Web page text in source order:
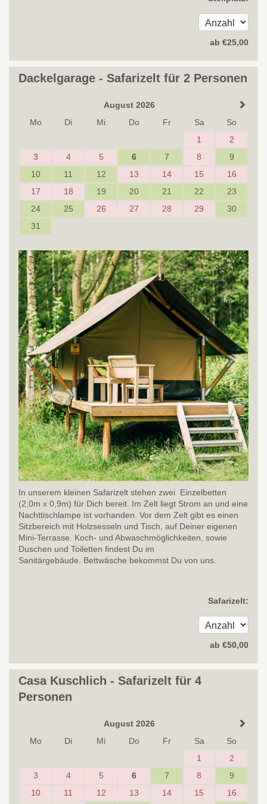
ab €25,00
Dackelgarage - Safarizelt für 2 Personen
August 2026
Mo
Di Mi Do Fr Sa
So
1
2
3
4 5 6 7 8
9
10
11 12 13 14 15
16
17
18 19 20 21 22
23
24
25 26 27 28 29
30
31
In unserem kleinen Safarizelt stehen zwei Einzelbetten
(2,0m x 0,9m) für Dich bereit. Im Zelt liegt Strom an und eine
Nachttischlampe ist vorhanden. Vor dem Zelt gibt es einen
Sitzbereich mit Holzsesseln und Tisch, auf Deiner eigenen
Mini-Terrasse. Koch- und Abwaschmöglichkeiten, sowie
Duschen und Toiletten findest Du im
Sanitärgebäude. Bettwäsche bekommst Du von uns.
Safarizelt:
ab €50,00
Casa Kuschlich - Safarizelt für 4
Personen
August 2026
Mo
Di Mi Do Fr Sa
So
1
2
3
4 5 6 7 8
9
10
11 12 13 14 15
16